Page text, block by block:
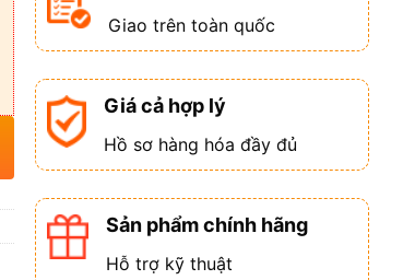
Giao trên toàn quốc
Giá cả hợp lý
Hồ sơ hàng hóa đầy đủ
Sản phẩm chính hãng
Hỗ trợ kỹ thuật